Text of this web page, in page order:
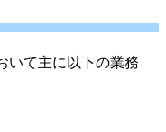
いて主に以下の業務